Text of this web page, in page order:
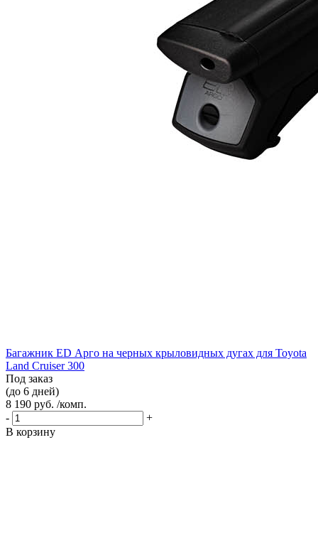
Багажник ED Арго на черных крыловидных дугах для Toyota
Land Cruiser 300
Под заказ
(до 6 дней)
8 190 руб. /комп.
-
+
В корзину